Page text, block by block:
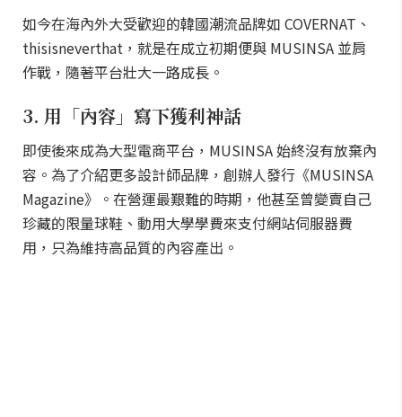
如今在海內外大受歡迎的韓國潮流品牌如 COVERNAT、
thisisneverthat，就是在成立初期便與 MUSINSA 並肩
作戰，隨著平台壯大一路成長。
3. 用「內容」寫下獲利神話
即使後來成為大型電商平台，MUSINSA 始終沒有放棄內
容。為了介紹更多設計師品牌，創辦人發行《MUSINSA
Magazine》。在營運最艱難的時期，他甚至曾變賣自己
珍藏的限量球鞋、動用大學學費來支付網站伺服器費
用，只為維持高品質的內容產出。